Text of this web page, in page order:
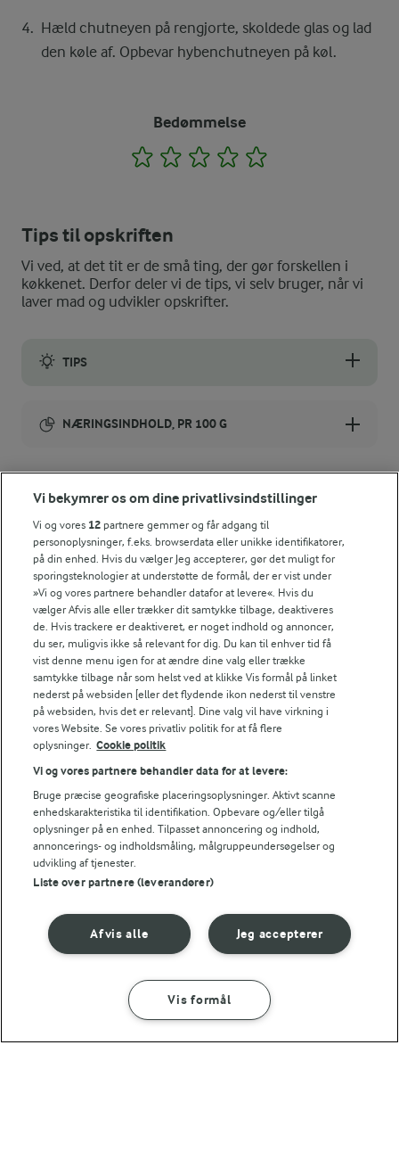
Hæld chutneyen på rengjorte, skoldede glas og lad
den køle af. Opbevar hybenchutneyen på køl.
Bedømmelse
1 2 3 4
Tips til opskriften
Vi ved, at det tit er de små ting, der gør forskellen i
køkkenet. Derfor deler vi de tips, vi selv bruger, når vi
laver mad og udvikler opskrifter.
TIPS
NÆRINGSINDHOLD, PR 100 G
Energiindhold:
797 kJ / 191 kcal
Energifordeling
ENERGI PR 100 G
Fiber:
4,8 g
Protein:
1,5 g
Fedt:
0,6 g
Kulhydrat:
44,1 g
Kylling og grøntsager i wok
(14)
SÅDAN GØR DU INGREDIENSER
Vi bekymrer os om dine privatlivsindstillinger
Vi og vores 12 partnere gemmer og får adgang til
personoplysninger, f.eks. browserdata eller unikke identifikatorer,
på din enhed. Hvis du vælger Jeg accepterer, gør det muligt for
sporingsteknologier at understøtte de formål, der er vist under
»Vi og vores partnere behandler datafor at levere«. Hvis du
vælger Afvis alle eller trækker dit samtykke tilbage, deaktiveres
de. Hvis trackere er deaktiveret, er noget indhold og annoncer,
du ser, muligvis ikke så relevant for dig. Du kan til enhver tid få
vist denne menu igen for at ændre dine valg eller trække
samtykke tilbage når som helst ved at klikke Vis formål på linket
nederst på websiden [eller det flydende ikon nederst til venstre
på websiden, hvis det er relevant]. Dine valg vil have virkning i
vores Website. Se vores privatliv politik for at få flere
oplysninger. Cookie politik
Vi og vores partnere behandler data for at levere:
Bruge præcise geografiske placeringsoplysninger. Aktivt scanne
enhedskarakteristika til identifikation. Opbevare og/eller tilgå
oplysninger på en enhed. Tilpasset annoncering og indhold,
annoncerings- og indholdsmåling, målgruppeundersøgelser og
udvikling af tjenester.
Liste over partnere (leverandører)
Jeg accepterer
Afvis alle
Vis formål